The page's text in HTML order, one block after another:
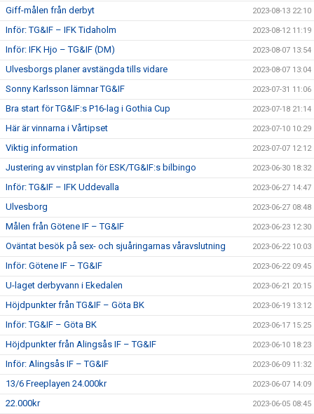
Giff-målen från derbyt 2023-08-13 22:10
Inför: TG&IF – IFK Tidaholm 2023-08-12 11:19
Inför: IFK Hjo – TG&IF (DM) 2023-08-07 13:54
Ulvesborgs planer avstängda tills vidare 2023-08-07 13:04
Sonny Karlsson lämnar TG&IF 2023-07-31 11:06
Bra start för TG&IF:s P16-lag i Gothia Cup 2023-07-18 21:14
Här är vinnarna i Vårtipset 2023-07-10 10:29
Viktig information 2023-07-07 12:12
Justering av vinstplan för ESK/TG&IF:s bilbingo 2023-06-30 18:32
Inför: TG&IF – IFK Uddevalla 2023-06-27 14:47
Ulvesborg 2023-06-27 08:48
Målen från Götene IF – TG&IF 2023-06-23 12:30
Oväntat besök på sex- och sjuåringarnas våravslutning 2023-06-22 10:03
Inför: Götene IF – TG&IF 2023-06-22 09:45
U-laget derbyvann i Ekedalen 2023-06-21 20:15
Höjdpunkter från TG&IF – Göta BK 2023-06-19 13:12
Inför: TG&IF – Göta BK 2023-06-17 15:25
Höjdpunkter från Alingsås IF – TG&IF 2023-06-10 18:23
Inför: Alingsås IF – TG&IF 2023-06-09 11:32
13/6 Freeplayen 24.000kr 2023-06-07 14:09
22.000kr 2023-06-05 08:45